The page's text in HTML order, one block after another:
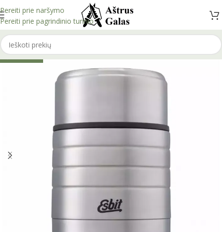
Pereiti prie naršymo
Pereiti prie pagrindinio turinio